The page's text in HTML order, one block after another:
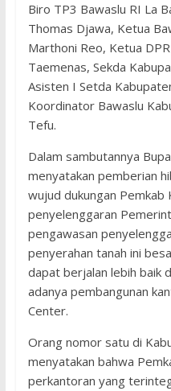
Biro TP3 Bawaslu RI La
Thomas Djawa, Ketua
Marthoni Reo, Ketua
Taemenas, Sekda
Asisten I Setda
Koordinator Bawaslu
Tefu.
Dalam sambutannya
menyatakan pemberian
wujud dukungan Pemkab
penyelenggaran
pengawasan
penyerahan tanah ini
dapat berjalan lebih baik
adanya pembangunan
Center.
Orang nomor satu di
menyatakan bahwa
perkantoran yang